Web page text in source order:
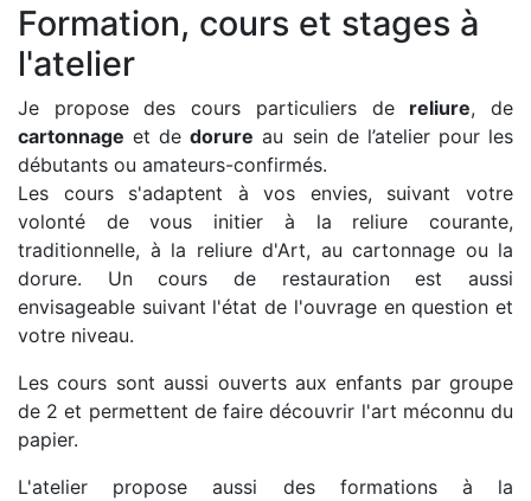
Formation, cours et stages à
l'atelier
Je propose des cours particuliers de reliure, de
cartonnage et dedorure au sein de l’atelier pour les
débutants ou amateurs-confirmés.
Les cours s'adaptent à vos envies, suivant votre
volonté de vous initier à la reliure courante,
traditionnelle, à la reliure d'Art, au cartonnage ou la
dorure. Un cours de restauration est aussi
envisageable suivant l'état de l'ouvrage en question et
votre niveau.
Les cours sont aussi ouverts aux enfants par groupe
de 2 et permettent de faire découvrir l'art méconnu du
papier.
L'atelier propose aussi des formations à la